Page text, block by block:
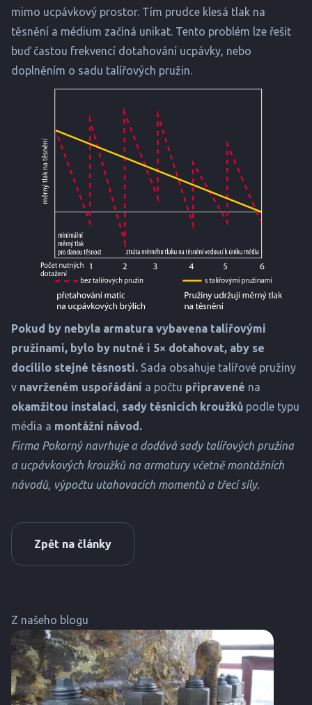
mimo ucpávkový prostor. Tím prudce klesá tlak na
těsnění a médium začíná unikat. Tento problém lze řešit
buď častou frekvencí dotahování ucpávky, nebo
doplněním o sadu talířových pružin.
Pokud by nebyla armatura vybavena talířovými
pružinami, bylo by nutné i 5× dotahovat, aby se
docílilo stejné těsnosti. Sada obsahuje talířové pružiny
v navrženém uspořádání a počtu připravené na
okamžitou instalaci, sady těsnicích kroužků podle typu
média a montážní návod.
Firma Pokorný navrhuje a dodává sady talířových pružina
a ucpávkových kroužků na armatury včetně montážních
návodů, výpočtu utahovacích momentů a třecí síly.
Zpět na články
Z našeho blogu